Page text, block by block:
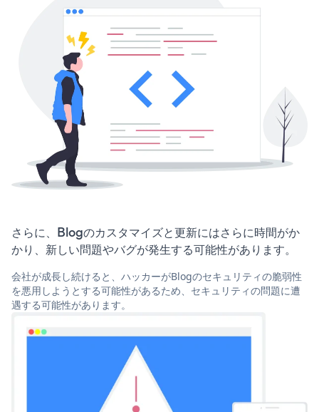
さらに、Blogのカスタマイズと更新にはさらに時間がか
かり、新しい問題やバグが発生する可能性があります。
会社が成長し続けると、ハッカーがBlogのセキュリティの脆弱性
を悪用しようとする可能性があるため、セキュリティの問題に遭
遇する可能性があります。